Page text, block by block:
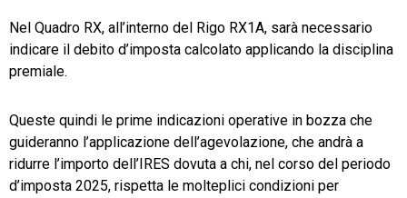
Nel Quadro RX, all’interno del Rigo RX1A, sarà necessario
indicare il debito d’imposta calcolato applicando la disciplina
premiale.
Queste quindi le prime indicazioni operative in bozza che
guideranno l’applicazione dell’agevolazione, che andrà a
ridurre l’importo dell’IRES dovuta a chi, nel corso del periodo
d’imposta 2025, rispetta le molteplici condizioni per